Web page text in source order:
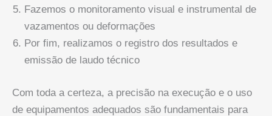
Fazemos o monitoramento visual e instrumental de
vazamentos ou deformações
Por fim, realizamos o registro dos resultados e
emissão de laudo técnico
Com toda a certeza, a precisão na execução e o uso
de equipamentos adequados são fundamentais para